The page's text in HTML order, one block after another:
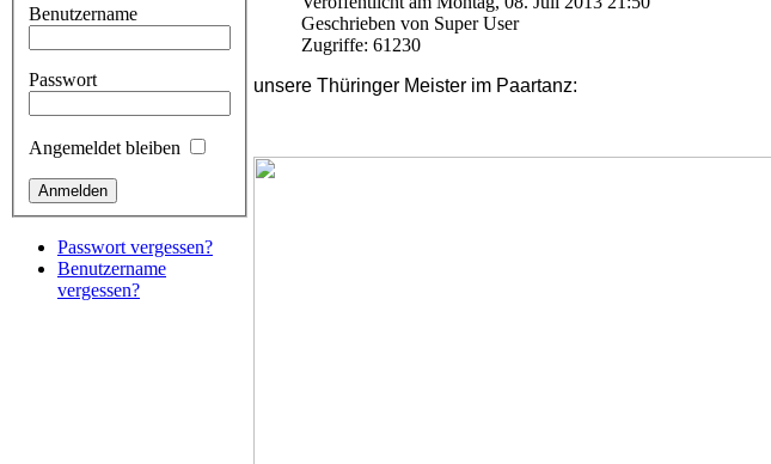
Benutzername
Passwort
Angemeldet bleiben
Passwort vergessen?
Benutzername
vergessen?
Geschrieben von Super User
Zugriffe: 61230
unsere Thüringer Meister im Paartanz: